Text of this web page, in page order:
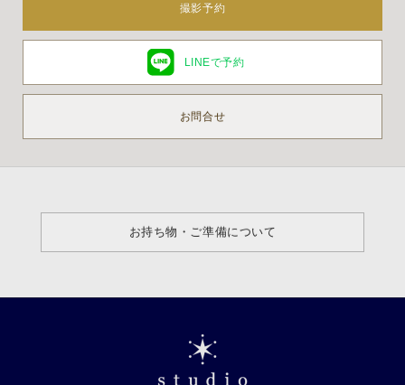
撮影予約
LINEで予約
お問合せ
お持ち物・ご準備について